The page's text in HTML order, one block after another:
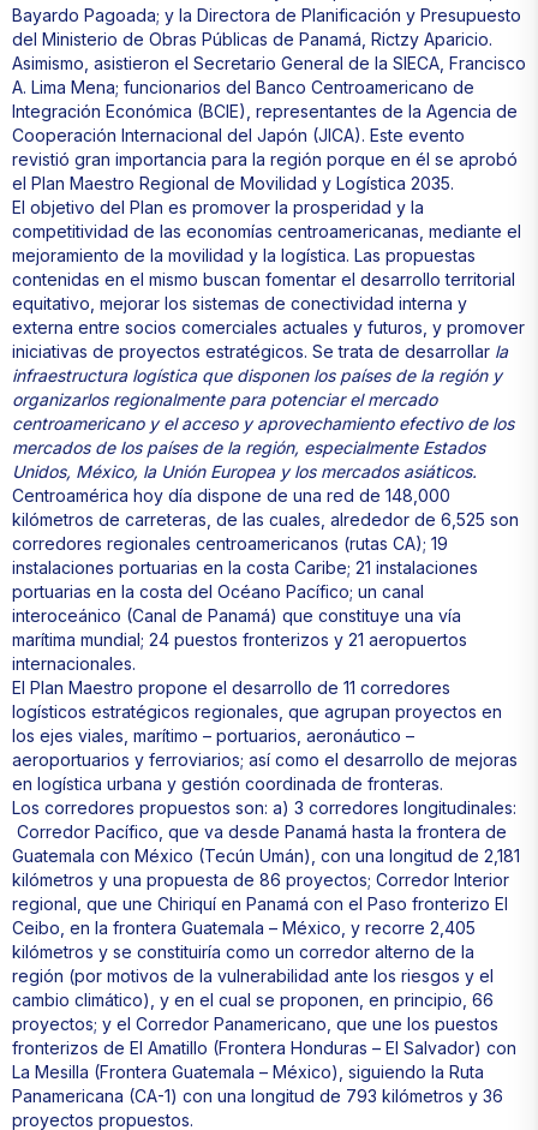
Bayardo Pagoada; y la Directora de Planificación y Presupuesto
del Ministerio de Obras Públicas de Panamá, Rictzy Aparicio.
Asimismo, asistieron el Secretario General de la SIECA, Francisco
A. Lima Mena; funcionarios del Banco Centroamericano de
Integración Económica (BCIE), representantes de la Agencia de
Cooperación Internacional del Japón (JICA). Este evento
revistió gran importancia para la región porque en él se aprobó
el Plan Maestro Regional de Movilidad y Logística 2035.
El objetivo del Plan es promover la prosperidad y la
competitividad de las economías centroamericanas, mediante el
mejoramiento de la movilidad y la logística. Las propuestas
contenidas en el mismo buscan fomentar el desarrollo territorial
equitativo, mejorar los sistemas de conectividad interna y
externa entre socios comerciales actuales y futuros, y promover
iniciativas de proyectos estratégicos. Se trata de desarrollar la
infraestructura logística que disponen los países de la región y
organizarlos regionalmente para potenciar el mercado
centroamericano y el acceso y aprovechamiento efectivo de los
mercados de los países de la región, especialmente Estados
Unidos, México, la Unión Europea y los mercados asiáticos.
Centroamérica hoy día dispone de una red de 148,000
kilómetros de carreteras, de las cuales, alrededor de 6,525 son
corredores regionales centroamericanos (rutas CA); 19
instalaciones portuarias en la costa Caribe; 21 instalaciones
portuarias en la costa del Océano Pacífico; un canal
interoceánico (Canal de Panamá) que constituye una vía
marítima mundial; 24 puestos fronterizos y 21 aeropuertos
internacionales.
El Plan Maestro propone el desarrollo de 11 corredores
logísticos estratégicos regionales, que agrupan proyectos en
los ejes viales, marítimo – portuarios, aeronáutico –
aeroportuarios y ferroviarios; así como el desarrollo de mejoras
en logística urbana y gestión coordinada de fronteras.
Los corredores propuestos son: a) 3 corredores longitudinales:
Corredor Pacífico, que va desde Panamá hasta la frontera de
Guatemala con México (Tecún Umán), con una longitud de 2,181
kilómetros y una propuesta de 86 proyectos; Corredor Interior
regional, que une Chiriquí en Panamá con el Paso fronterizo El
Ceibo, en la frontera Guatemala – México, y recorre 2,405
kilómetros y se constituiría como un corredor alterno de la
región (por motivos de la vulnerabilidad ante los riesgos y el
cambio climático), y en el cual se proponen, en principio, 66
proyectos; y el Corredor Panamericano, que une los puestos
fronterizos de El Amatillo (Frontera Honduras – El Salvador) con
La Mesilla (Frontera Guatemala – México), siguiendo la Ruta
Panamericana (CA-1) con una longitud de 793 kilómetros y 36
proyectos propuestos.